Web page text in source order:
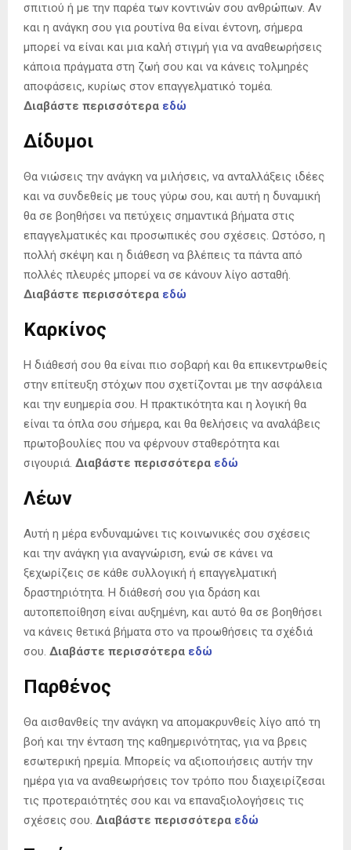
σπιτιού ή με την παρέα των κοντινών σου ανθρώπων. Αν
και η ανάγκη σου για ρουτίνα θα είναι έντονη, σήμερα
μπορεί να είναι και μια καλή στιγμή για να αναθεωρήσεις
κάποια πράγματα στη ζωή σου και να κάνεις τολμηρές
αποφάσεις, κυρίως στον επαγγελματικό τομέα.
Διαβάστε περισσότερα εδώ
Δίδυμοι
Θα νιώσεις την ανάγκη να μιλήσεις, να ανταλλάξεις ιδέες
και να συνδεθείς με τους γύρω σου, και αυτή η δυναμική
θα σε βοηθήσει να πετύχεις σημαντικά βήματα στις
επαγγελματικές και προσωπικές σου σχέσεις. Ωστόσο, η
πολλή σκέψη και η διάθεση να βλέπεις τα πάντα από
πολλές πλευρές μπορεί να σε κάνουν λίγο ασταθή.
Διαβάστε περισσότερα εδώ
Καρκίνος
Η διάθεσή σου θα είναι πιο σοβαρή και θα επικεντρωθείς
στην επίτευξη στόχων που σχετίζονται με την ασφάλεια
και την ευημερία σου. Η πρακτικότητα και η λογική θα
είναι τα όπλα σου σήμερα, και θα θελήσεις να αναλάβεις
πρωτοβουλίες που να φέρνουν σταθερότητα και
σιγουριά. Διαβάστε περισσότερα εδώ
Λέων
Αυτή η μέρα ενδυναμώνει τις κοινωνικές σου σχέσεις
και την ανάγκη για αναγνώριση, ενώ σε κάνει να
ξεχωρίζεις σε κάθε συλλογική ή επαγγελματική
δραστηριότητα. Η διάθεσή σου για δράση και
αυτοπεποίθηση είναι αυξημένη, και αυτό θα σε βοηθήσει
να κάνεις θετικά βήματα στο να προωθήσεις τα σχέδιά
σου. Διαβάστε περισσότερα εδώ
Παρθένος
Θα αισθανθείς την ανάγκη να απομακρυνθείς λίγο από τη
βοή και την ένταση της καθημερινότητας, για να βρεις
εσωτερική ηρεμία. Μπορείς να αξιοποιήσεις αυτήν την
ημέρα για να αναθεωρήσεις τον τρόπο που διαχειρίζεσαι
τις προτεραιότητές σου και να επαναξιολογήσεις τις
σχέσεις σου. Διαβάστε περισσότερα εδώ